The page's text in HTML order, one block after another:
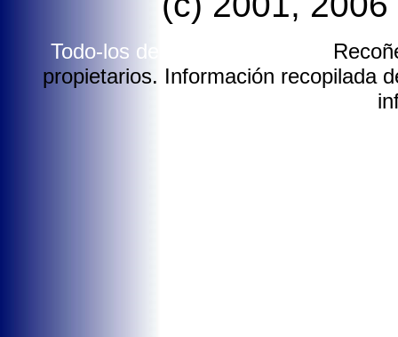
Todo-los dereitos reservados.
propietarios. Información recopilada